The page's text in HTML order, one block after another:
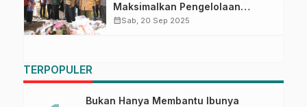
Maksimalkan Pengelolaan
Sampah di Wilayah Kepulauan
calendar_monthSab, 20 Sep 2025
TERPOPULER
Bukan Hanya Membantu Ibunya